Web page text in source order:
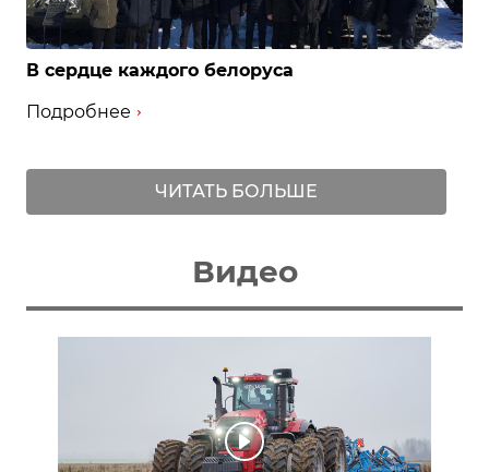
В сердце каждого белоруса
Подробнее
ЧИТАТЬ БОЛЬШЕ
Видео